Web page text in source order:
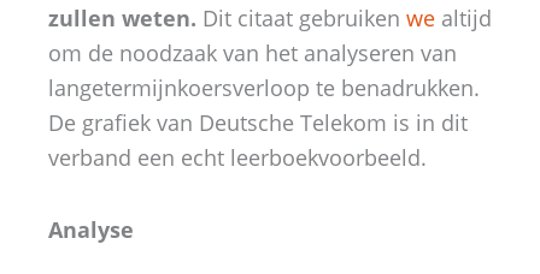
zullen weten. Dit citaat gebruiken we altijd
om de noodzaak van het analyseren van
langetermijnkoersverloop te benadrukken.
De grafiek van Deutsche Telekom is in dit
verband een echt leerboekvoorbeeld.
Analyse